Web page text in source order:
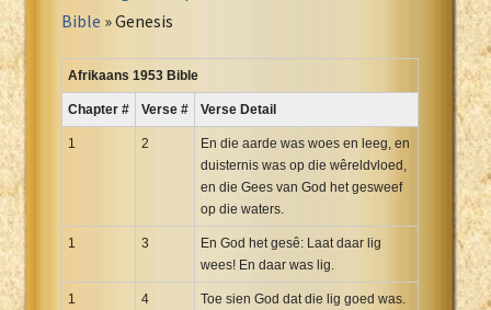
Russian Synodal 1876 Bible
Russian Synodal Bible Win-1251
Spanish RV 1909 Bible
Spanish Sag. Escrituras 1569
Swahili New Testament
Bible » Genesis
Afrikaans 1953 Bible
Chapter # Verse # Verse Detail
1 2
En die aarde was woes en leeg, en
duisternis was op die wêreldvloed,
en die Gees van God het gesweef
op die waters.
1 3
En God het gesê: Laat daar lig
wees! En daar was lig.
1 4
Toe sien God dat die lig goed was.